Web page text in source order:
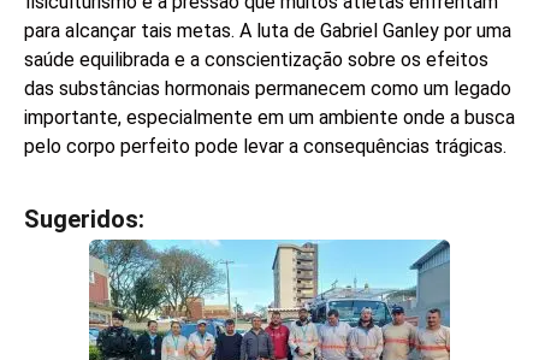
para alcançar tais metas. A luta de Gabriel Ganley por uma
saúde equilibrada e a conscientização sobre os efeitos
das substâncias hormonais permanecem como um legado
importante, especialmente em um ambiente onde a busca
pelo corpo perfeito pode levar a consequências trágicas.
Sugeridos: